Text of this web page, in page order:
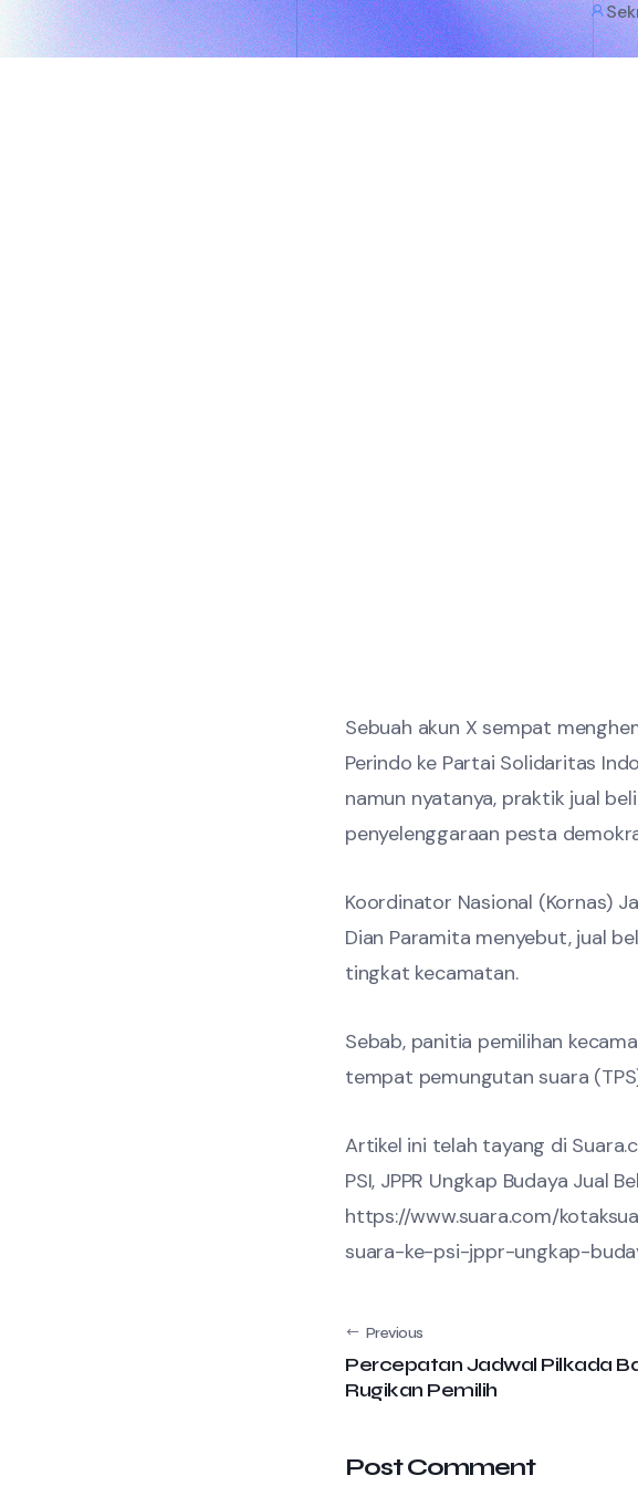
Sebuah akun X sempat
Perindo ke Partai Solidaritas
namun nyatanya, praktik jual
penyelenggaraan pesta
Koordinator Nasional (Kornas)
Dian Paramita menyebut, jual
tingkat kecamatan.
Sebab, panitia pemilihan
tempat pemungutan suara
Artikel ini telah tayang di
PSI, JPPR Ungkap Budaya Jual
https://www.suara.com/
suara-ke-psi-jppr-ungkap-
Previous
Percepatan Jadwal Pilkada
Rugikan Pemilih
Post Comment